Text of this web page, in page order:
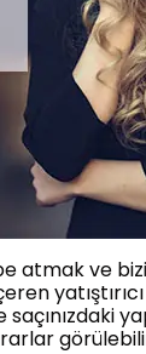
atmak ve